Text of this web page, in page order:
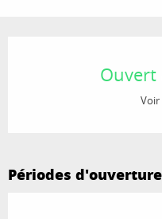
Voir
Périodes d'ouverture